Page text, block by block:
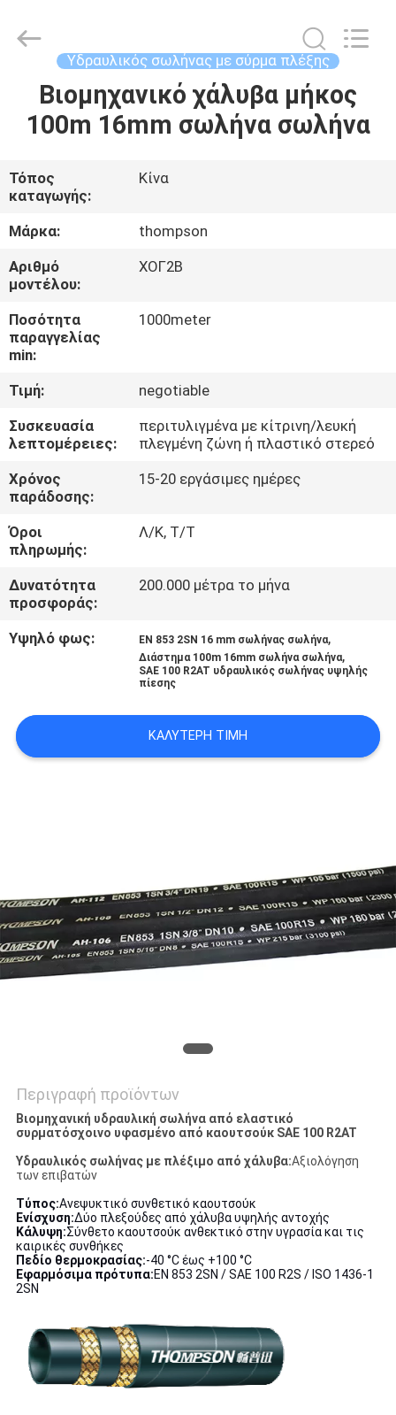
ΣΠΊΤΙ
ΠΕΡΊΠΟΥ
ΕΜΕΊΣ
ΓΎΡΟΣ
ΕΡΓΟΣΤΑΣΊΩΝ
ΠΟΙΟΤΙΚΌΣ
ΜΑΣ
ΕΛΆΤΕ
ΣΕ
ΕΠΑΦΉ
ΜΕ
ΕΙΔΉΣΕΙΣ
ΈΝΑ
ΑΠΌΣΠΑΣΜΑ
POLICY
Υδραυλικός σωλήνας με σύρμα πλέξης
Βιομηχανικό χάλυβα μήκος
100m 16mm σωλήνα σωλήνα
Τόπος
καταγωγής:
Κίνα
Μάρκα:
thompson
Αριθμό
μοντέλου:
ΧΟΓ2Β
Ποσότητα
παραγγελίας
min:
1000meter
Τιμή:
negotiable
Συσκευασία
λεπτομέρειες:
περιτυλιγμένα με κίτρινη/λευκή
πλεγμένη ζώνη ή πλαστικό στερεό
Χρόνος
παράδοσης:
15-20 εργάσιμες ημέρες
Όροι
πληρωμής:
Λ/Κ, Τ/Τ
Δυνατότητα
προσφοράς:
200.000 μέτρα το μήνα
Υψηλό φως: EN 853 2SN 16 mm σωλήνας σωλήνα,
Διάστημα 100m 16mm σωλήνα σωλήνα,
SAE 100 R2AT υδραυλικός σωλήνας υψηλής
πίεσης
ΚΑΛΎΤΕΡΗ ΤΙΜΉ
Περιγραφή προϊόντων
Βιομηχανική υδραυλική σωλήνα από ελαστικό
συρματόσχοινο υφασμένο από καουτσούκ SAE 100 R2AT
Υδραυλικός σωλήνας με πλέξιμο από χάλυβα:Αξιολόγηση
των επιβατών
Τύπος:Ανεψυκτικό συνθετικό καουτσούκ
Ενίσχυση:Δύο πλεξούδες από χάλυβα υψηλής αντοχής
Κάλυψη:Σύνθετο καουτσούκ ανθεκτικό στην υγρασία και τις
καιρικές συνθήκες
Πεδίο θερμοκρασίας:-40 °C έως +100 °C
Εφαρμόσιμα πρότυπα:EN 853 2SN / SAE 100 R2S / ISO 1436-1
2SN